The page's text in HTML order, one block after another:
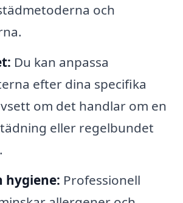
och
Du kan anpassa
efter dina specifika
om det handlar om en
eller regelbundet
hygiene: Professionell